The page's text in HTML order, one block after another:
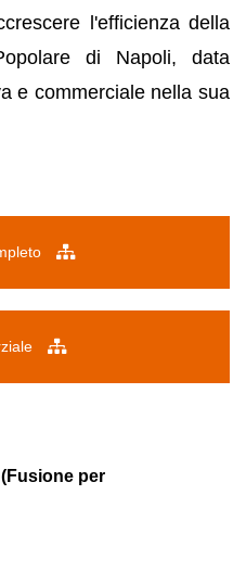
l'efficienza della
di Napoli, data
e commerciale nella sua
per